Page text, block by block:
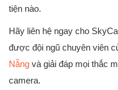
tiện nào.
Hãy liên hệ ngay cho
được đội ngũ chuyên viên
Nẵng và giải đáp mọi thắc
camera.